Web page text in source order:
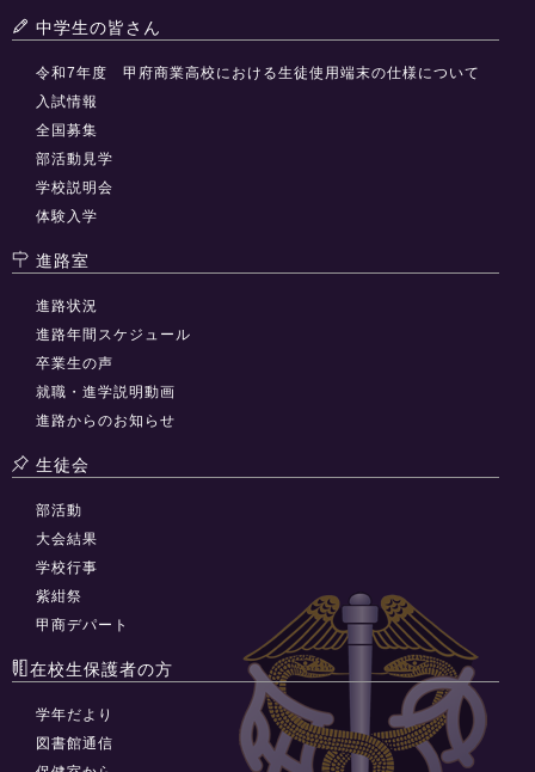
中学生の皆さん
令和7年度 甲府商業高校における生徒使用端末の仕様について
入試情報
全国募集
部活動見学
学校説明会
体験入学
進路室
進路状況
進路年間スケジュール
卒業生の声
就職・進学説明動画
進路からのお知らせ
生徒会
部活動
大会結果
学校行事
紫紺祭
甲商デパート
在校生保護者の方
学年だより
図書館通信